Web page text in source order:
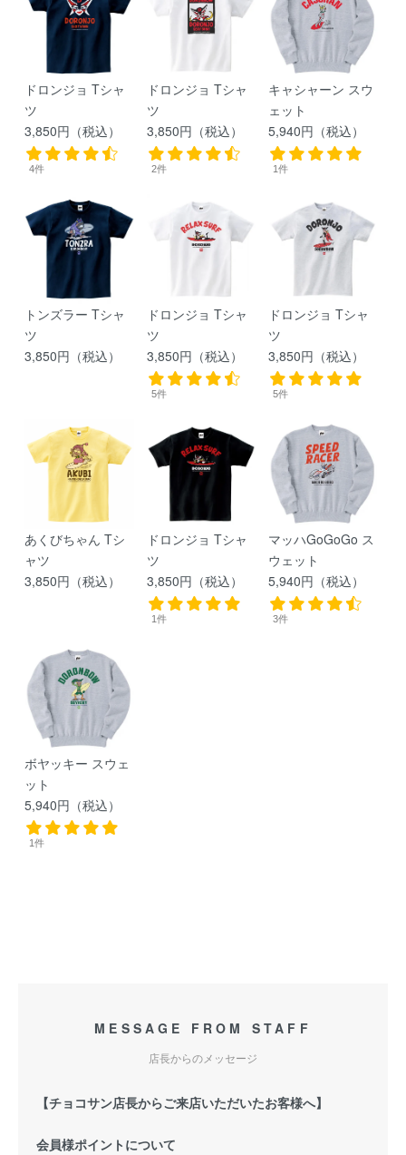
ドロンジョ Tシャ
ツ
3,850円（税込）
4件
ドロンジョ Tシャ
ツ
3,850円（税込）
2件
キャシャーン スウ
ェット
5,940円（税込）
1件
トンズラー Tシャ
ツ
3,850円（税込）
ドロンジョ Tシャ
ツ
3,850円（税込）
5件
ドロンジョ Tシャ
ツ
3,850円（税込）
5件
あくびちゃん Tシ
ャツ
3,850円（税込）
ドロンジョ Tシャ
ツ
3,850円（税込）
1件
マッハGoGoGo ス
ウェット
5,940円（税込）
3件
ボヤッキー スウェ
ット
5,940円（税込）
1件
MESSAGE FROM STAFF
店長からのメッセージ
【チョコサン店長からご来店いただいたお客様へ】
会員様ポイントについて